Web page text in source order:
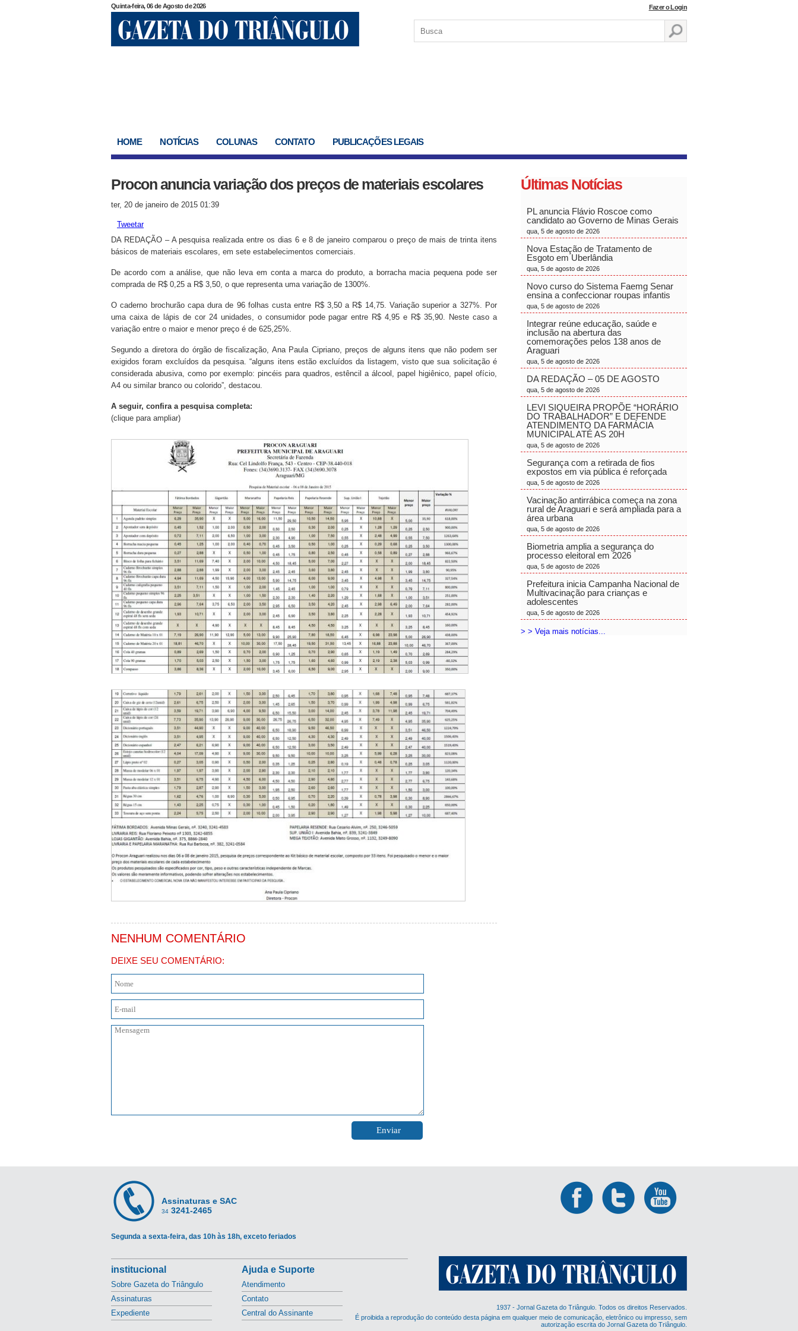
Quinta-feira, 06 de Agosto de 2026 Fazer o Login
HOME NOTÍCIAS COLUNAS CONTATO PUBLICAÇÕES LEGAIS
Procon anuncia variação dos preços de materiais escolares
ter, 20 de janeiro de 2015 01:39
Tweetar
DA REDAÇÃO – A pesquisa realizada entre os dias 6 e 8 de janeiro comparou o preço de mais de trinta itens
básicos de materiais escolares, em sete estabelecimentos comerciais.
De acordo com a análise, que não leva em conta a marca do produto, a borracha macia pequena pode ser
comprada de R$ 0,25 a R$ 3,50, o que representa uma variação de 1300%.
O caderno brochurão capa dura de 96 folhas custa entre R$ 3,50 a R$ 14,75. Variação superior a 327%. Por
uma caixa de lápis de cor 24 unidades, o consumidor pode pagar entre R$ 4,95 e R$ 35,90. Neste caso a
variação entre o maior e menor preço é de 625,25%.
Segundo a diretora do órgão de fiscalização, Ana Paula Cipriano, preços de alguns itens que não podem ser
exigidos foram excluídos da pesquisa. “alguns itens estão excluídos da listagem, visto que sua solicitação é
considerada abusiva, como por exemplo: pincéis para quadros, estêncil a álcool, papel higiênico, papel ofício,
A4 ou similar branco ou colorido”, destacou.
A seguir, confira a pesquisa completa:
(clique para ampliar)
NENHUM COMENTÁRIO
DEIXE SEU COMENTÁRIO:
Últimas Notícias
PL anuncia Flávio Roscoe como
candidato ao Governo de Minas Gerais
qua, 5 de agosto de 2026
Nova Estação de Tratamento de
Esgoto em Uberlândia
qua, 5 de agosto de 2026
Novo curso do Sistema Faemg Senar
ensina a confeccionar roupas infantis
qua, 5 de agosto de 2026
Integrar reúne educação, saúde e
inclusão na abertura das
comemorações pelos 138 anos de
Araguari
qua, 5 de agosto de 2026
DA REDAÇÃO – 05 DE AGOSTO
qua, 5 de agosto de 2026
LEVI SIQUEIRA PROPÕE “HORÁRIO
DO TRABALHADOR” E DEFENDE
ATENDIMENTO DA FARMÁCIA
MUNICIPAL ATÉ AS 20H
qua, 5 de agosto de 2026
Segurança com a retirada de fios
expostos em via pública é reforçada
qua, 5 de agosto de 2026
Vacinação antirrábica começa na zona
rural de Araguari e será ampliada para a
área urbana
qua, 5 de agosto de 2026
Biometria amplia a segurança do
processo eleitoral em 2026
qua, 5 de agosto de 2026
Prefeitura inicia Campanha Nacional de
Multivacinação para crianças e
adolescentes
qua, 5 de agosto de 2026
> > Veja mais notícias...
Assinaturas e SAC
34 3241-2465
Segunda a sexta-feira, das 10h às 18h, exceto feriados
institucional
Sobre Gazeta do Triângulo
Assinaturas
Expediente
Ajuda e Suporte
Atendimento
Contato
Central do Assinante
1937 - Jornal Gazeta do Triângulo. Todos os direitos Reservados.
É proibida a reprodução do conteúdo desta página em qualquer meio de comunicação, eletrônico ou impresso, sem
autorização escrita do Jornal Gazeta do Triângulo.